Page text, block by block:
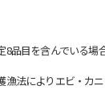
目を含んでいる場
によりエビ・カ